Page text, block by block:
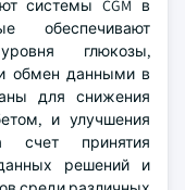
системы CGM в
обеспечивают
глюкозы,
обмен данными в
для снижения
и улучшения
счет принятия
решений и